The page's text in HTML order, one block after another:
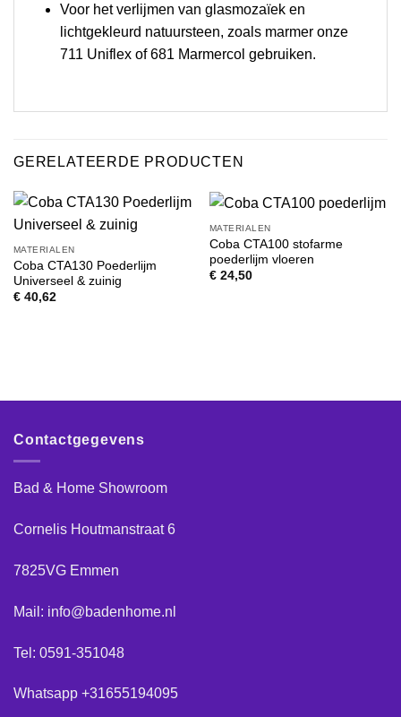
Voor het verlijmen van glasmozaïek en
lichtgekleurd natuursteen, zoals marmer onze
711 Uniflex of 681 Marmercol gebruiken.
GERELATEERDE PRODUCTEN
MATERIALEN
Coba CTA130 Poederlijm
Universeel & zuinig
€40,62
MATERIALEN
Coba CTA100 stofarme
poederlijm vloeren
€24,50
Contactgegevens
Bad & Home Showroom
Cornelis Houtmanstraat 6
7825VG Emmen
Mail: info@badenhome.nl
Tel: 0591-351048
Whatsapp +31655194095